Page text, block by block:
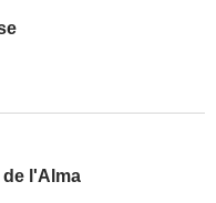
l'Alma